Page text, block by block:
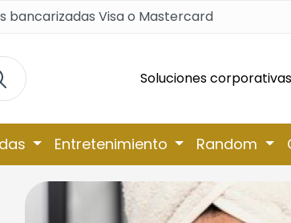
bancarizadas Visa o Mastercard
Soluciones corporativas
Entretenimiento Random